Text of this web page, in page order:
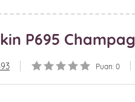
P695
Puan: 0